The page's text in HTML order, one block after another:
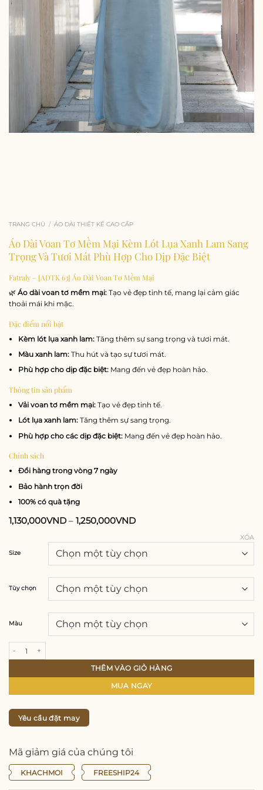
TRANG CHỦ / ÁO DÀI THIẾT KẾ CAO CẤP
Áo Dài Voan Tơ Mềm Mại Kèm Lót Lụa Xanh Lam Sang
Trọng Và Tươi Mát Phù Hợp Cho Dịp Đặc Biệt
Fatraly – [ADTK 63] Áo Dài Voan Tơ Mềm Mại
🌿 Áo dài voan tơ mềm mại: Tạo vẻ đẹp tinh tế, mang lại cảm giác
thoải mái khi mặc.
Đặc điểm nổi bật
Kèm lót lụa xanh lam:Tăng thêm sự sang trọng và tươi mát.
Màu xanh lam:Thu hút và tạo sự tươi mát.
Phù hợp cho dịp đặc biệt:Mang đến vẻ đẹp hoàn hảo.
Thông tin sản phẩm
Vải voan tơ mềm mại:Tạo vẻ đẹp tinh tế.
Lót lụa xanh lam:Tăng thêm sự sang trọng.
Phù hợp cho các dịp đặc biệt:Mang đến vẻ đẹp hoàn hảo.
Chính sách
Đổi hàng trong vòng 7 ngày
Bảo hành trọn đời
100% có quà tặng
1,130,000VND– 1,250,000VND
Size
Tùy chọn
Màu
XÓA
THÊM VÀO GIỎ HÀNG
MUA NGAY
Yêu cầu đặt may
Mã giảm giá của chúng tôi
KHACHMOI FREESHIP24